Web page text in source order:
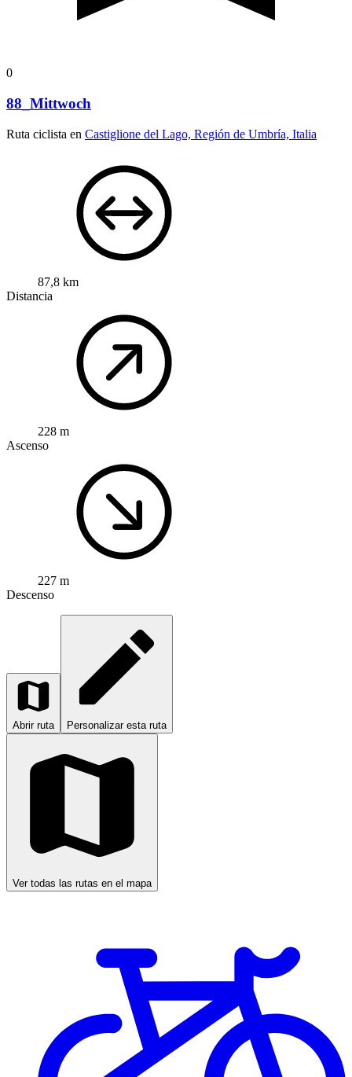
0
88_Mittwoch
Ruta ciclista en Castiglione del Lago, Región de Umbría, Italia
87,8 km
Distancia
228 m
Ascenso
227 m
Descenso
Abrir ruta Personalizar esta ruta
Ver todas las rutas en el mapa